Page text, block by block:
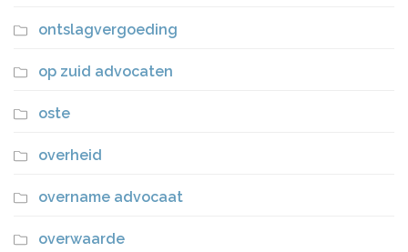
ontslagvergoeding
op zuid advocaten
oste
overheid
overname advocaat
overwaarde